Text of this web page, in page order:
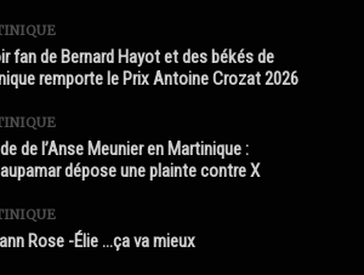
fan de Bernard Hayot et des békés de
remporte le Prix Antoine Crozat 2026
de l’Anse Meunier en Martinique :
dépose une plainte contre X
Rose -Élie …ça va mieux